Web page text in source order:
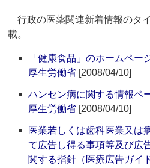
行政の医薬関連新着情報のタ
載。
「健康食品」のホームペー
厚生労働省 [2008/04/10]
ハンセン病に関する情報ペ
厚生労働省 [2008/04/10]
医業若しくは歯科医業又は
て広告し得る事項等及び広
関する指針（医療広告ガイ